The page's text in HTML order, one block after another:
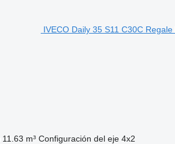
IVECO Daily 35 S11 C30C
11.63 m³ Configuración del eje 4x2